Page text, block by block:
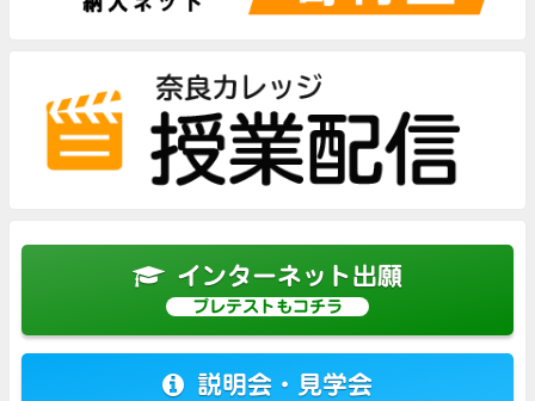
インターネット出願
プレテストもコチラ
説明会・見学会